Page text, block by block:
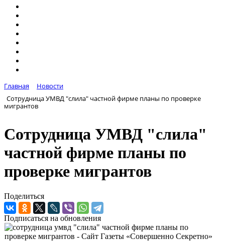
Главная
Новости
Сотрудница УМВД "слила" частной фирме планы по проверке
мигрантов
Сотрудница УМВД "слила"
частной фирме планы по
проверке мигрантов
Поделиться
Подписаться на обновления